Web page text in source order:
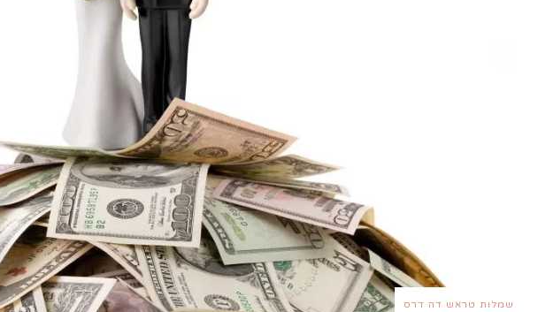
שמלות טראש דה דרס